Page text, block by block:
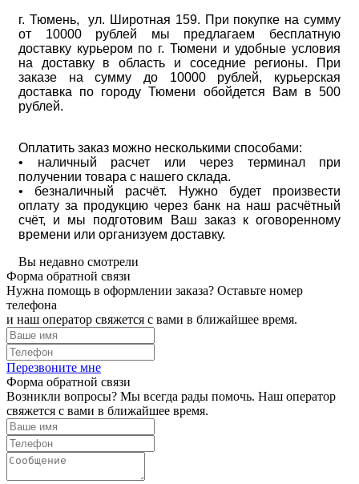
г. Тюмень, ул. Широтная 159. При покупке на сумму
от 10000 рублей мы предлагаем бесплатную
доставку курьером по г. Тюмени и удобные условия
на доставку в область и соседние регионы. При
заказе на сумму до 10000 рублей, курьерская
доставка по городу Тюмени обойдется Вам в 500
рублей.
Оплатить заказ можно несколькими способами:
• наличный расчет или через терминал при
получении товара с нашего склада.
• безналичный расчёт. Нужно будет произвести
оплату за продукцию через банк на наш расчётный
счёт, и мы подготовим Ваш заказ к оговоренному
времени или организуем доставку.
Вы недавно смотрели
Форма обратной связи
Нужна помощь в оформлении заказа? Оставьте номер
телефона
и наш оператор свяжется с вами в ближайшее время.
Перезвоните мне
Форма обратной связи
Возникли вопросы? Мы всегда рады помочь. Наш оператор
свяжется с вами в ближайшее время.